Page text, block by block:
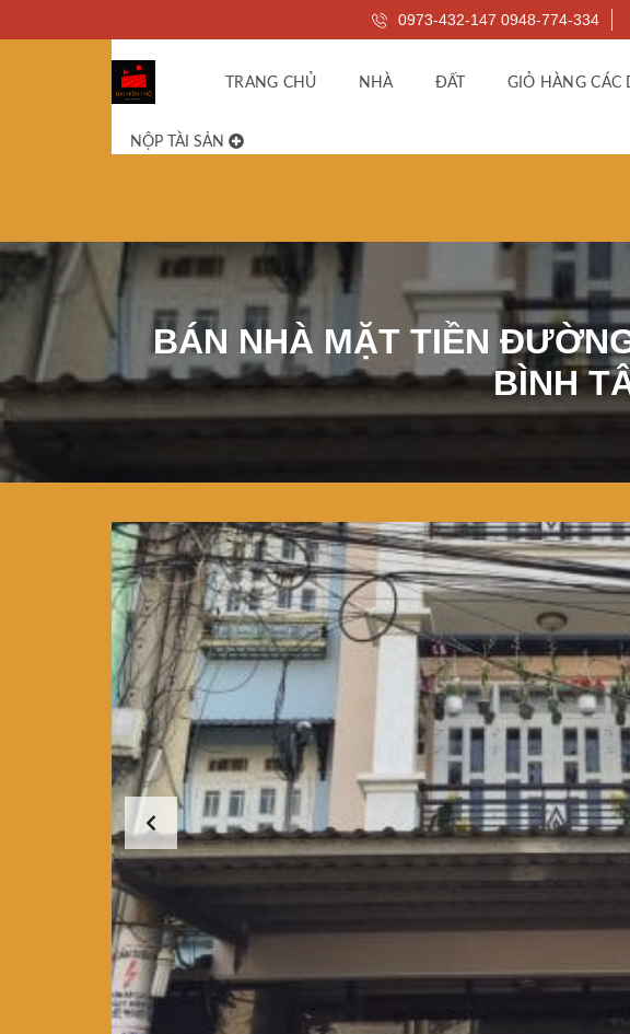
0973-432-147 0948-774-334
TRANG CHỦ NHÀ ĐẤT GIỎ HÀNG CÁC
NỘP TÀI SẢN
BÁN NHÀ MẶT TIỀN
BÌNH